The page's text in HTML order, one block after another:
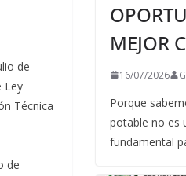
de
Ley
Técnica
de
MEJOR
16/07/2026
Porque
potable no es
fundamental